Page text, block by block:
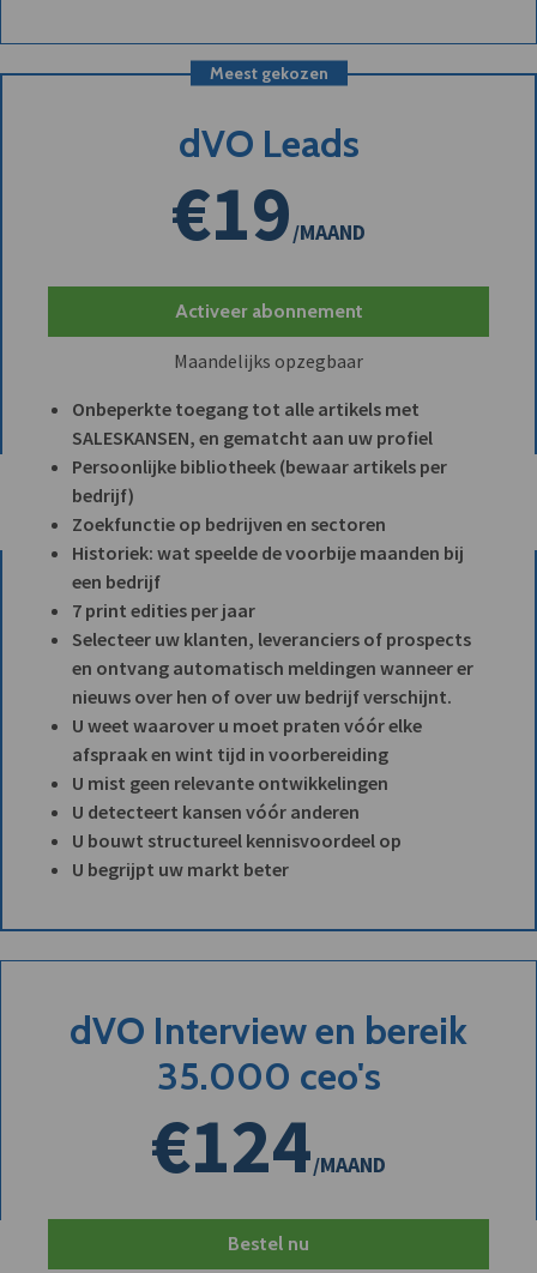
Meest gekozen
dVO Leads
€19/MAAND
Activeer abonnement
Maandelijks opzegbaar
Onbeperkte toegang tot alle artikels met
SALESKANSEN, en gematcht aan uw profiel
Persoonlijke bibliotheek (bewaar artikels per
bedrijf)
Zoekfunctie op bedrijven en sectoren
Historiek: wat speelde de voorbije maanden bij
een bedrijf
7 print edities per jaar
Selecteer uw klanten, leveranciers of prospects
en ontvang automatisch meldingen wanneer er
nieuws over hen of over uw bedrijf verschijnt.
U weet waarover u moet praten vóór elke
afspraak en wint tijd in voorbereiding
U mist geen relevante ontwikkelingen
U detecteert kansen vóór anderen
U bouwt structureel kennisvoordeel op
U begrijpt uw markt beter
dVO Interview en bereik
35.000 ceo's
€124/MAAND
Bestel nu